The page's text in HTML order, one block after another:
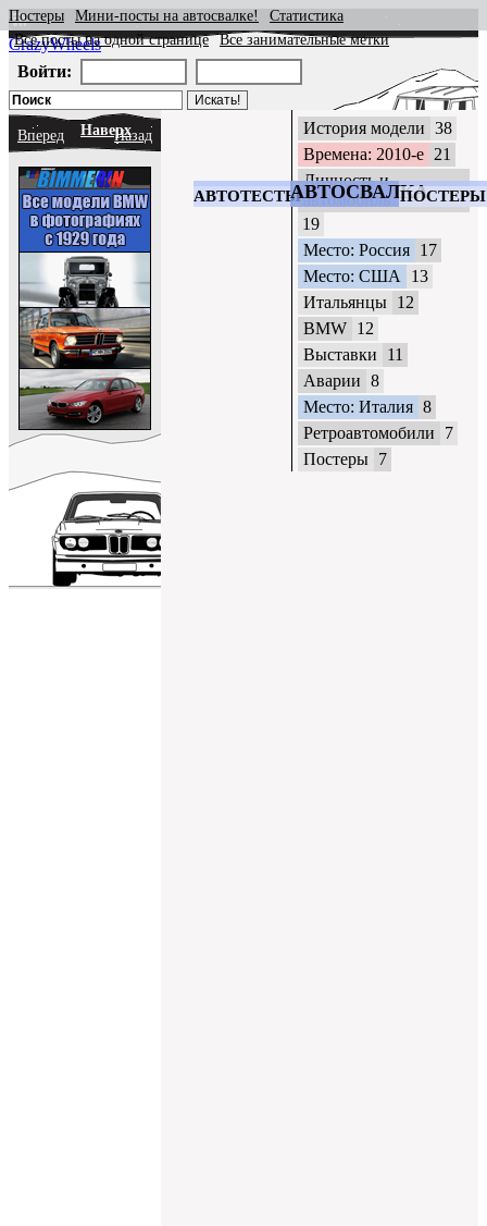
CrazyWheels
АВТОТЕСТЫАВТОСВАЛКАПОСТЕРЫ
Постеры Мини-посты на автосвалке!
Статистика
Все посты на одной странице
Все занимательные метки
Войти:
Вперед НаверхНазад История модели 38
Времена: 2010-е 21
Личность и
автомобиль
19
Место: Россия 17
Место: США
13
Итальянцы 12
BMW 12
Выставки
11
Аварии 8
Место: Италия 8
Ретроавтомобили
7
Постеры 7